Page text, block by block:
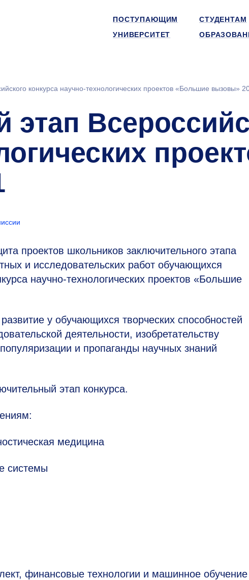
ПОСТУПАЮЩИМ
СТУДЕНТАМ
УНИВЕРСИТЕТ
конкурса научно-технологических проектов «Большие вызовы»
этап
проектов школьников заключительного этапа
и исследовательских работ обучающихся
научно-технологических проектов «Большие
у обучающихся творческих способностей
деятельности, изобретательству
и пропаганды научных знаний
этап конкурса.
медицина
системы
финансовые технологии и машинное обучение